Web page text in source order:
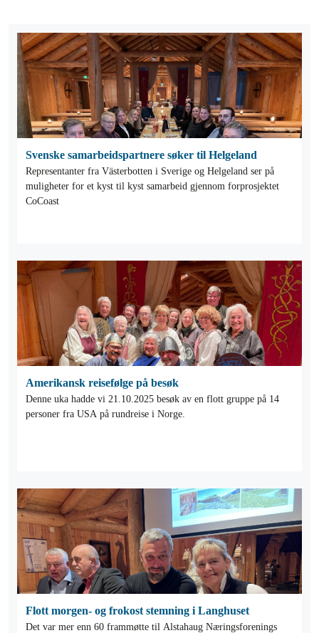
Svenske samarbeidspartnere søker til Helgeland
Representanter fra Västerbotten i Sverige og Helgeland ser på
muligheter for et kyst til kyst samarbeid gjennom forprosjektet
CoCoast
Amerikansk reisefølge på besøk
Denne uka hadde vi 21.10.2025 besøk av en flott gruppe på 14
personer fra USA på rundreise i Norge.
Flott morgen- og frokost stemning i Langhuset
Det var mer enn 60 frammøtte til Alstahaug Næringsforenings